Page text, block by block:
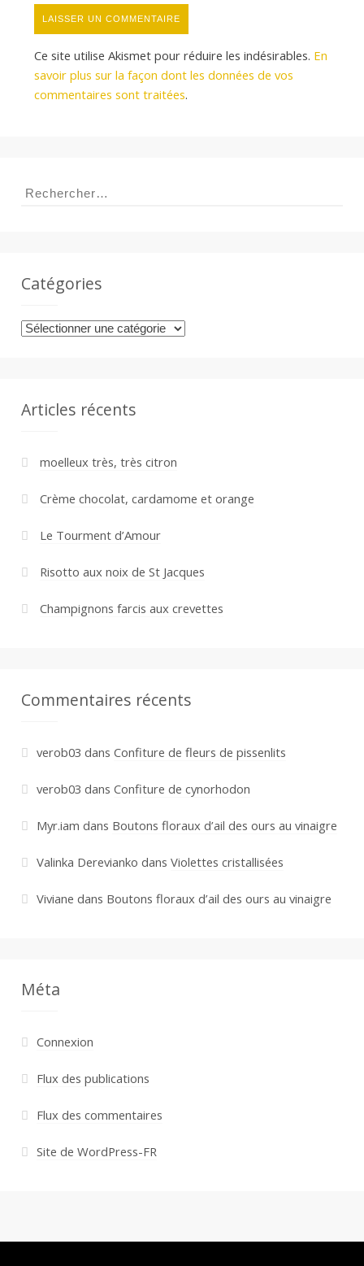
Ce site utilise Akismet pour réduire les indésirables. En
savoir plus sur la façon dont les données de vos
commentaires sont traitées.
Rechercher :
Catégories
Catégories
Articles récents
moelleux très, très citron
Crème chocolat, cardamome et orange
Le Tourment d’Amour
Risotto aux noix de St Jacques
Champignons farcis aux crevettes
Commentaires récents
verob03 dans Confiture de fleurs de pissenlits
verob03 dans Confiture de cynorhodon
Myr.iam dans Boutons floraux d’ail des ours au vinaigre
Valinka Derevianko dans Violettes cristallisées
Viviane dans Boutons floraux d’ail des ours au vinaigre
Méta
Connexion
Flux des publications
Flux des commentaires
Site de WordPress-FR